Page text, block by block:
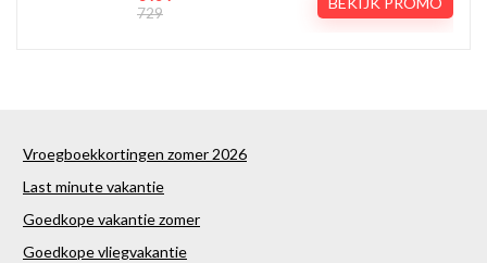
729
Vroegboekkortingen zomer 2026
Last minute vakantie
Goedkope vakantie zomer
Goedkope vliegvakantie